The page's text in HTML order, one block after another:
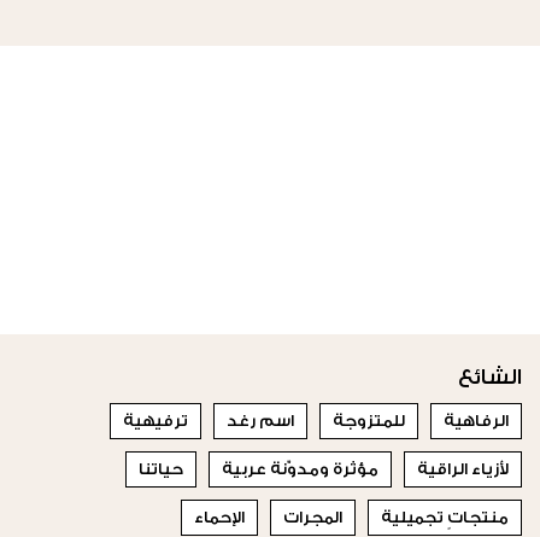
الشائع
الرفاهية للمتزوجة اسم رغد ترفيهية
لأزياء الراقية مؤثرة ومدوّنة عربية حياتنا
منتجاتٍ تجميلية المجرات الإحماء